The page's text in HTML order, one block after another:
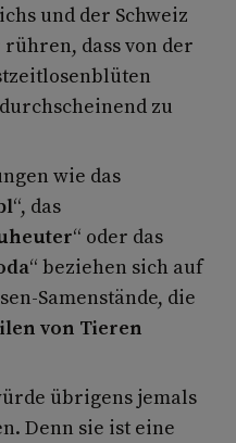
und der Schweiz
dass von der
zu
wie das
“, das
“ oder das
“ beziehen sich auf
Samenstände, die
von Tieren
übrigens jemals
Denn sie ist eine